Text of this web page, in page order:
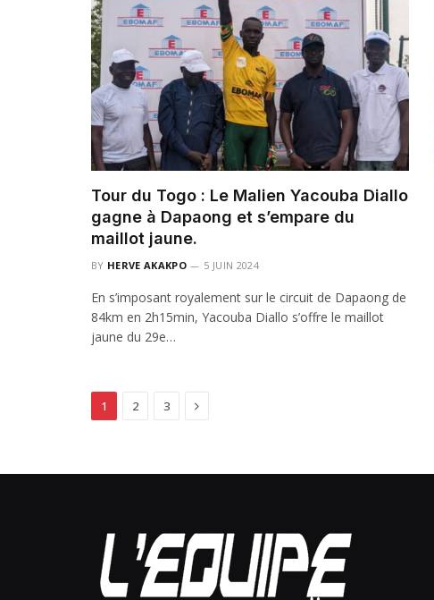
Tour du Togo : Le Malien Yacouba Diallo
gagne à Dapaong et s’empare du
maillot jaune.
BY HERVE AKAKPO 5 JUIN 2024
En s’imposant royalement sur le circuit de Dapaong de
84km en 2h15min, Yacouba Diallo s’offre le maillot
jaune du 29e…
1 2 3 Next